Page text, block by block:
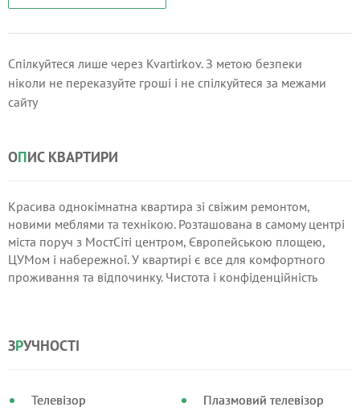
Спілкуйтеся лише через Kvartirkov. З метою безпеки
ніколи не переказуйте гроші і не спілкуйтеся за межами
сайту
ОПИС КВАРТИРИ
Красива однокімнатна квартира зі свіжим ремонтом,
новими меблями та технікою. Розташована в самому центрі
міста поруч з МостСіті центром, Європейською площею,
ЦУМом і набережної. У квартирі є все для комфортного
проживання та відпочинку. Чистота і конфіденційність
ЗРУЧНОСТІ
Телевізор
Плазмовий телевізор